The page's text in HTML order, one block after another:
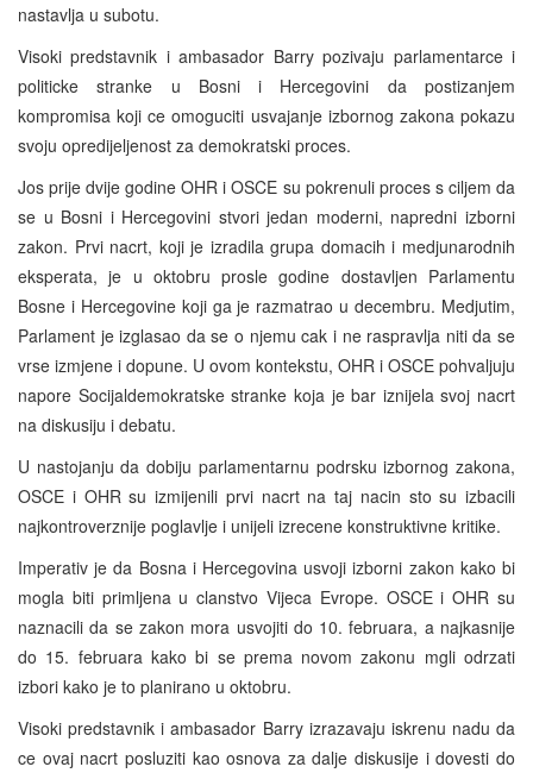
nastavlja u subotu.
Visoki predstavnik i ambasador Barry pozivaju parlamentarce i
politicke stranke u Bosni i Hercegovini da postizanjem
kompromisa koji ce omoguciti usvajanje izbornog zakona pokazu
svoju opredijeljenost za demokratski proces.
Jos prije dvije godine OHR i OSCE su pokrenuli proces s ciljem da
se u Bosni i Hercegovini stvori jedan moderni, napredni izborni
zakon. Prvi nacrt, koji je izradila grupa domacih i medjunarodnih
eksperata, je u oktobru prosle godine dostavljen Parlamentu
Bosne i Hercegovine koji ga je razmatrao u decembru. Medjutim,
Parlament je izglasao da se o njemu cak i ne raspravlja niti da se
vrse izmjene i dopune. U ovom kontekstu, OHR i OSCE pohvaljuju
napore Socijaldemokratske stranke koja je bar iznijela svoj nacrt
na diskusiju i debatu.
U nastojanju da dobiju parlamentarnu podrsku izbornog zakona,
OSCE i OHR su izmijenili prvi nacrt na taj nacin sto su izbacili
najkontroverznije poglavlje i unijeli izrecene konstruktivne kritike.
Imperativ je da Bosna i Hercegovina usvoji izborni zakon kako bi
mogla biti primljena u clanstvo Vijeca Evrope. OSCE i OHR su
naznacili da se zakon mora usvojiti do 10. februara, a najkasnije
do 15. februara kako bi se prema novom zakonu mgli odrzati
izbori kako je to planirano u oktobru.
Visoki predstavnik i ambasador Barry izrazavaju iskrenu nadu da
ce ovaj nacrt posluziti kao osnova za dalje diskusije i dovesti do